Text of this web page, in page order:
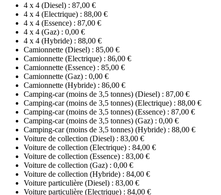
4 x 4 (Diesel) : 87,00 €
4 x 4 (Electrique) : 88,00 €
4 x 4 (Essence) : 87,00 €
4 x 4 (Gaz) : 0,00 €
4 x 4 (Hybride) : 88,00 €
Camionnette (Diesel) : 85,00 €
Camionnette (Electrique) : 86,00 €
Camionnette (Essence) : 85,00 €
Camionnette (Gaz) : 0,00 €
Camionnette (Hybride) : 86,00 €
Camping-car (moins de 3,5 tonnes) (Diesel) : 87,00 €
Camping-car (moins de 3,5 tonnes) (Electrique) : 88,00 €
Camping-car (moins de 3,5 tonnes) (Essence) : 87,00 €
Camping-car (moins de 3,5 tonnes) (Gaz) : 0,00 €
Camping-car (moins de 3,5 tonnes) (Hybride) : 88,00 €
Voiture de collection (Diesel) : 83,00 €
Voiture de collection (Electrique) : 84,00 €
Voiture de collection (Essence) : 83,00 €
Voiture de collection (Gaz) : 0,00 €
Voiture de collection (Hybride) : 84,00 €
Voiture particulière (Diesel) : 83,00 €
Voiture particulière (Electrique) : 84,00 €